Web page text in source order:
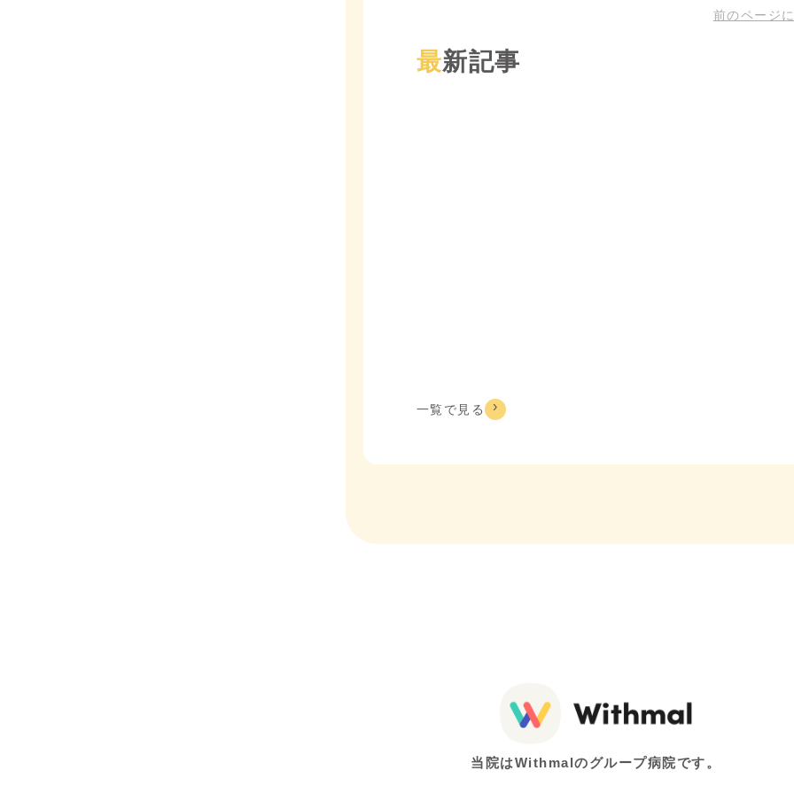
前のページ
最新記事
一覧で見る
当院はWithmalのグループ病院です。